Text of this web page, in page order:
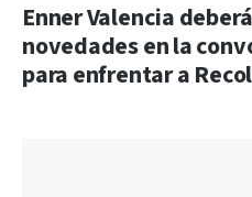
Enner Valencia
novedades en la
para enfrentar a